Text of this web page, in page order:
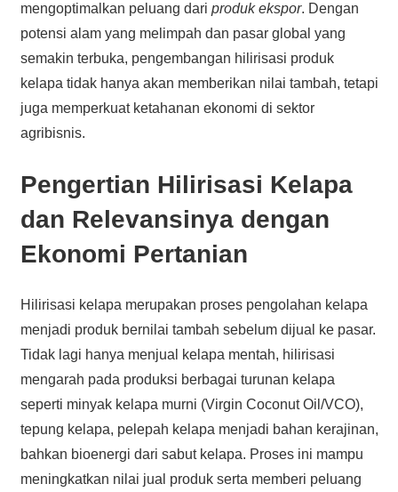
mengoptimalkan peluang dari produk ekspor. Dengan
potensi alam yang melimpah dan pasar global yang
semakin terbuka, pengembangan hilirisasi produk
kelapa tidak hanya akan memberikan nilai tambah, tetapi
juga memperkuat ketahanan ekonomi di sektor
agribisnis.
Pengertian Hilirisasi Kelapa
dan Relevansinya dengan
Ekonomi Pertanian
Hilirisasi kelapa merupakan proses pengolahan kelapa
menjadi produk bernilai tambah sebelum dijual ke pasar.
Tidak lagi hanya menjual kelapa mentah, hilirisasi
mengarah pada produksi berbagai turunan kelapa
seperti minyak kelapa murni (Virgin Coconut Oil/VCO),
tepung kelapa, pelepah kelapa menjadi bahan kerajinan,
bahkan bioenergi dari sabut kelapa. Proses ini mampu
meningkatkan nilai jual produk serta memberi peluang